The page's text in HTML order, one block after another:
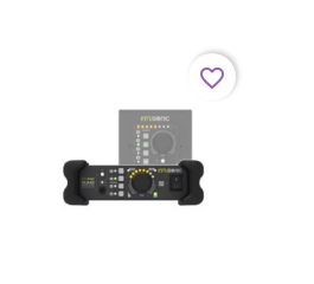
favorite_border